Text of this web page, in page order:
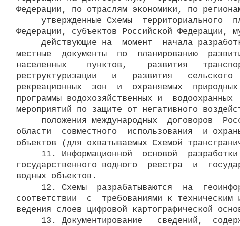
Федерации, по отраслям экономики, по
утвержденные Схемы  территориального
Федерации, субъектов Российской Федерации,
действующие на  момент  начала
местные  документы  по  планированию
населенных    пунктов,    развития
реструктуризации   и   развития
рекреационных  зон  и  охраняемых
программы водохозяйственных и
мероприятий по защите от негативного
положения международных  договоров
области  совместного  использования  и
объектов (для охватываемых Схемой
11. Информационной  основой
государственного водного  реестра  и
водных объектов.
12. Схемы  разрабатываются  на
соответствии  с  требованиями к техническим
ведения слоев цифровой картографической
13. Документирование   сведений,